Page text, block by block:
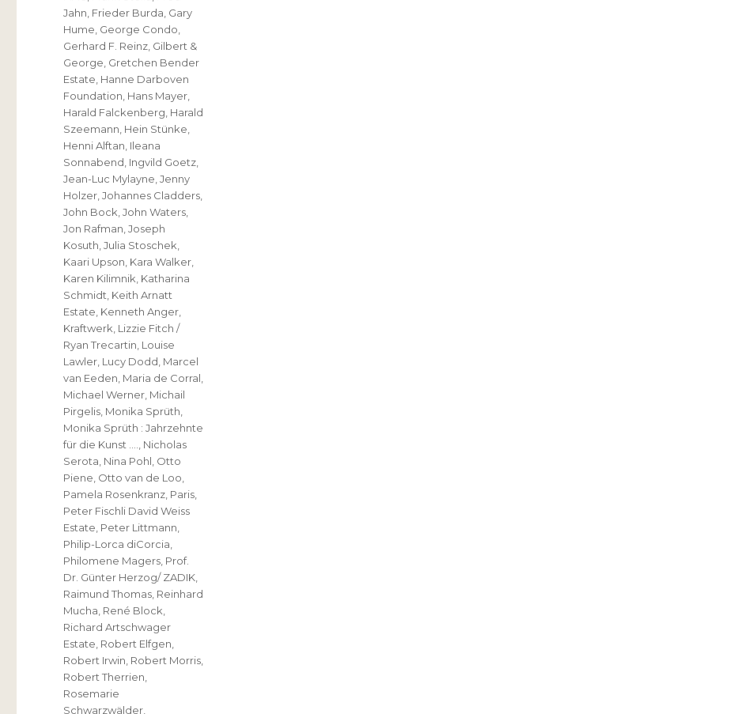
Jahn Frieder Burda Gary
Hume George Condo
Gerhard F. Reinz Gilbert &
George Gretchen Bender
Estate Hanne Darboven
Foundation Hans Mayer
Harald Falckenberg Harald
Szeemann Hein Stünke
Henni Alftan Ileana
Sonnabend Ingvild Goetz
Jean-Luc Mylayne ,Jenny
Holzer ,Johannes Cladders
John Bock ,John Waters
Jon Rafman ,Joseph
Kosuth ,Julia Stoschek
Kaari Upson Kara Walker
Karen Kilimnik Katharina
Schmidt Keith Arnatt
Estate Kenneth Anger
Kraftwerk Lizzie Fitch /
Ryan Trecartin Louise
Lawler Lucy Dodd Marcel
van Eeden Maria de Corral
Michael Werner Michail
Pirgelis Monika Sprüth
Monika Sprüth : Jahrzehnte
für die Kunst ….
Nicholas
Serota Nina Pohl Otto
Piene Otto van de Loo
Pamela Rosenkranz Paris
Peter Fischli David Weiss
Estate Peter Littmann
Philip-Lorca diCorcia
Philomene Magers Prof.
Dr. Günter Herzog/ ZADIK
Raimund Thomas Reinhard
Mucha René Block
Richard Artschwager
Estate Robert Elfgen
Robert Irwin Robert Morris
Robert Therrien
Rosemarie
Schwarzwälder